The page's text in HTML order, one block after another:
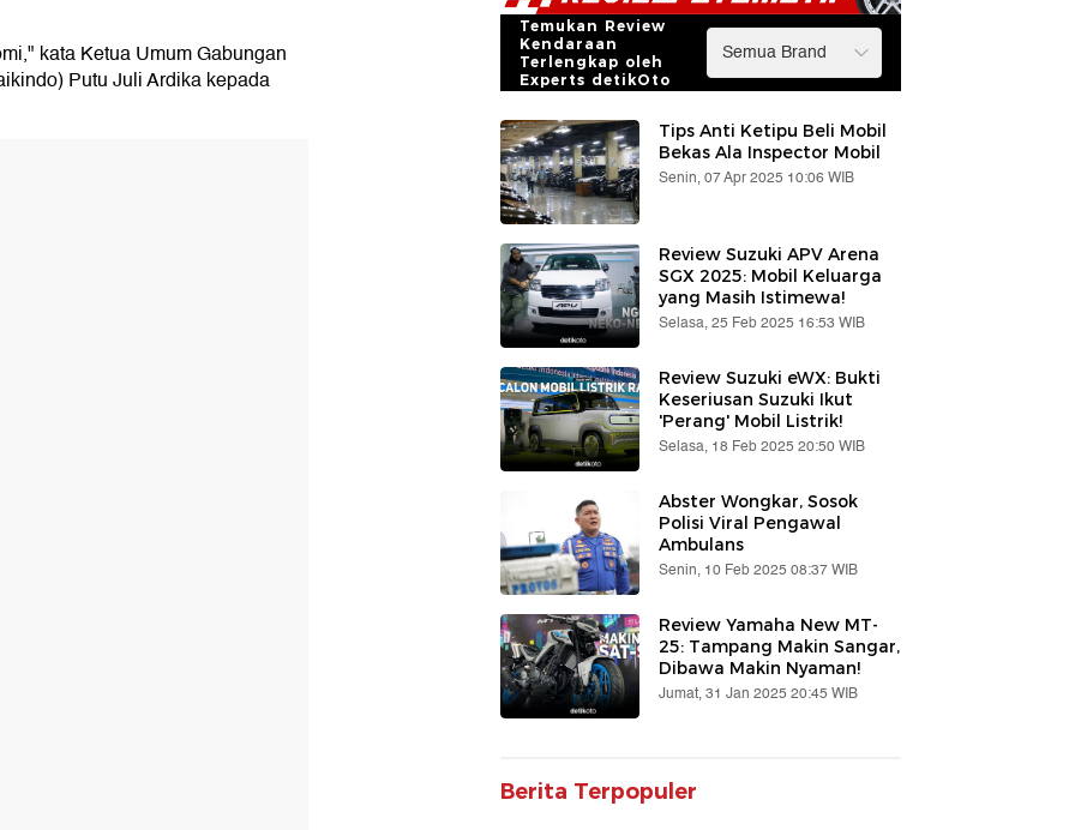
kata Ketua Umum Gabungan
Putu Juli Ardika kepada
Temukan Review
Kendaraan
Terlengkap oleh
Experts detikOto
Tips Anti Ketipu Beli Mobil
Bekas Ala Inspector Mobil
Senin, 07 Apr 2025 10:06 WIB
Review Suzuki APV Arena
SGX 2025: Mobil Keluarga
yang Masih Istimewa!
Selasa, 25 Feb 2025 16:53 WIB
Review Suzuki eWX: Bukti
Keseriusan Suzuki Ikut
'Perang' Mobil Listrik!
Selasa, 18 Feb 2025 20:50 WIB
Abster Wongkar, Sosok
Polisi Viral Pengawal
Ambulans
Senin, 10 Feb 2025 08:37 WIB
Review Yamaha New MT-
25: Tampang Makin Sangar,
Dibawa Makin Nyaman!
Jumat, 31 Jan 2025 20:45 WIB
Berita Terpopuler